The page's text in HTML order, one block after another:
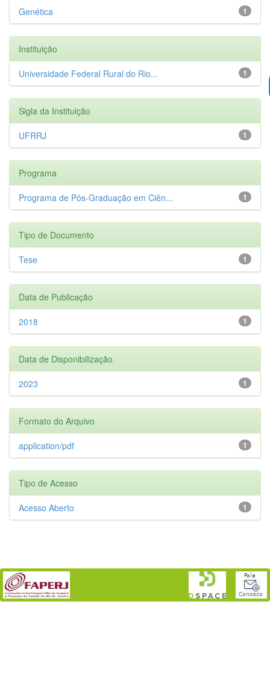
1
Genética
Instituição
1
Universidade Federal Rural do Rio...
Sigla da Instituição
1
UFRRJ
Programa
1
Programa de Pós-Graduação em Ciên...
Tipo de Documento
1
Tese
Data de Publicação
1
2018
Data de Disponibilização
1
2023
Formato do Arquivo
1
application/pdf
Tipo de Acesso
1
Acesso Aberto